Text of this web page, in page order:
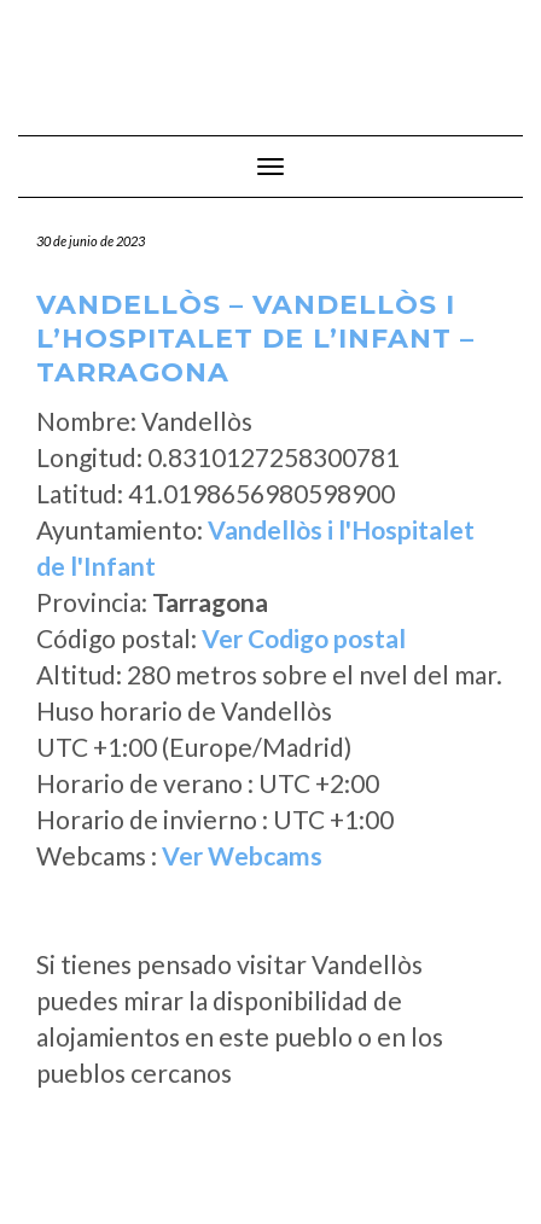
Cambiar modo de navegación
30 de junio de 2023
VANDELLÒS – VANDELLÒS I
L’HOSPITALET DE L’INFANT –
TARRAGONA
Nombre: Vandellòs
Longitud: 0.8310127258300781
Latitud: 41.0198656980598900
Ayuntamiento: Vandellòs i l'Hospitalet
de l'Infant
Provincia: Tarragona
Código postal: Ver Codigo postal
Altitud: 280 metros sobre el nvel del mar.
Huso horario de Vandellòs
UTC +1:00 (Europe/Madrid)
Horario de verano : UTC +2:00
Horario de invierno : UTC +1:00
Webcams : Ver Webcams
Si tienes pensado visitar Vandellòs
puedes mirar la disponibilidad de
alojamientos en este pueblo o en los
pueblos cercanos